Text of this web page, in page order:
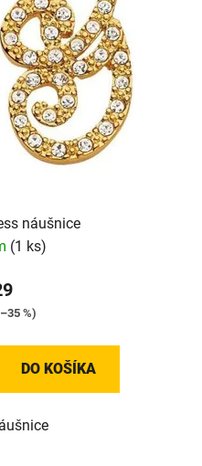
náušnice
(1 ks)
%)
DO KOŠÍKA